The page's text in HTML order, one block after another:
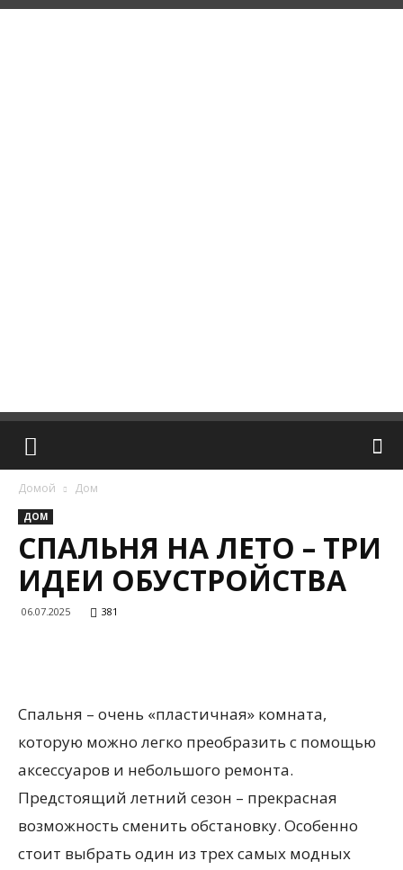
Домой Дом
ДОМ
СПАЛЬНЯ НА ЛЕТО – ТРИ
ИДЕИ ОБУСТРОЙСТВА
06.07.2025 381
Спальня – очень «пластичная» комната,
которую можно легко преобразить с помощью
аксессуаров и небольшого ремонта.
Предстоящий летний сезон – прекрасная
возможность сменить обстановку. Особенно
стоит выбрать один из трех самых модных